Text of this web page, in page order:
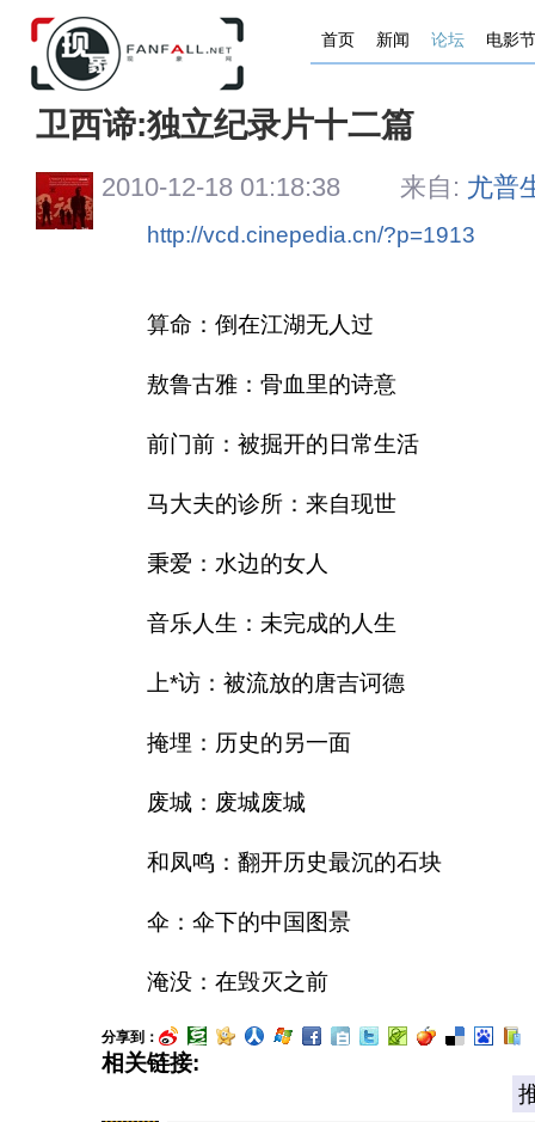
首页 新闻 论坛 电影节
卫西谛:独立纪录片十二篇
2010-12-18 01:18:38 来自: 尤普
http://vcd.cinepedia.cn/?p=1913
算命：倒在江湖无人过
敖鲁古雅：骨血里的诗意
前门前：被掘开的日常生活
马大夫的诊所：来自现世
秉爱：水边的女人
音乐人生：未完成的人生
上*访：被流放的唐吉诃德
掩埋：历史的另一面
废城：废城废城
和凤鸣：翻开历史最沉的石块
伞：伞下的中国图景
淹没：在毁灭之前
分享到：
相关链接: